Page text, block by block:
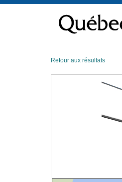
contenu
Retour aux résultats